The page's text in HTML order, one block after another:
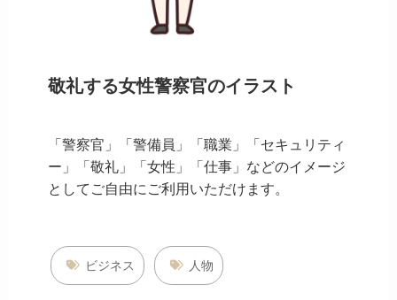
敬礼する女性警察官のイラスト
「警察官」「警備員」「職業」「セキュリティ
ー」「敬礼」「女性」「仕事」などのイメージ
としてご自由にご利用いただけます。
ビジネス 人物